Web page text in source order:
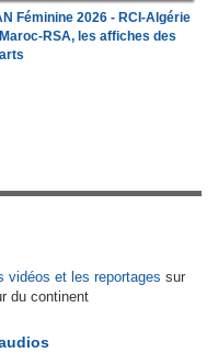
Féminine 2026 - RCI-Algérie
RSA, les affiches des
vidéos et les reportages sur
du continent